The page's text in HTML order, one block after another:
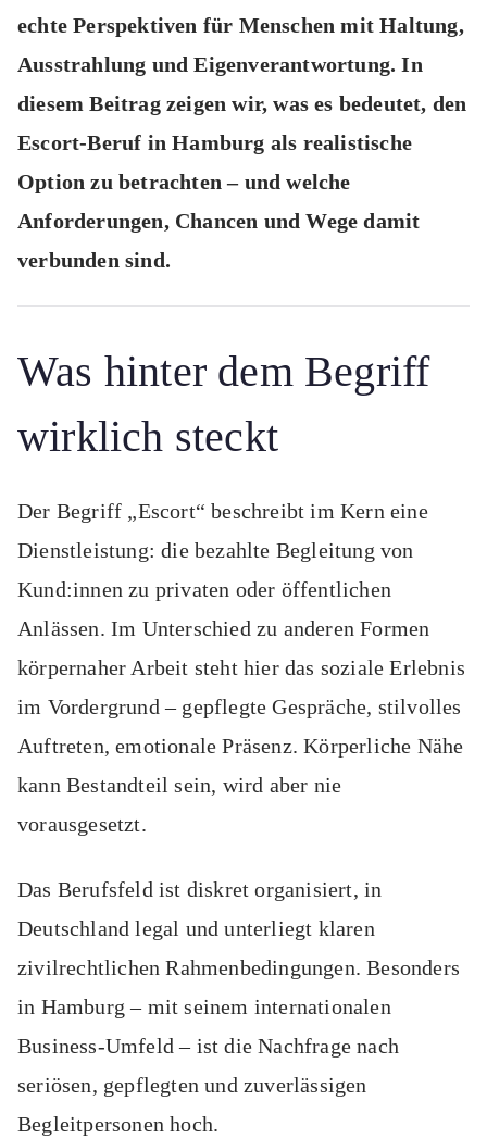
echte Perspektiven für Menschen mit Haltung,
Ausstrahlung und Eigenverantwortung. In
diesem Beitrag zeigen wir, was es bedeutet, den
Escort-Beruf in Hamburg als realistische
Option zu betrachten – und welche
Anforderungen, Chancen und Wege damit
verbunden sind.
Was hinter dem Begriff
wirklich steckt
Der Begriff „Escort“ beschreibt im Kern eine
Dienstleistung: die bezahlte Begleitung von
Kund:innen zu privaten oder öffentlichen
Anlässen. Im Unterschied zu anderen Formen
körpernaher Arbeit steht hier das soziale Erlebnis
im Vordergrund – gepflegte Gespräche, stilvolles
Auftreten, emotionale Präsenz. Körperliche Nähe
kann Bestandteil sein, wird aber nie
vorausgesetzt.
Das Berufsfeld ist diskret organisiert, in
Deutschland legal und unterliegt klaren
zivilrechtlichen Rahmenbedingungen. Besonders
in Hamburg – mit seinem internationalen
Business-Umfeld – ist die Nachfrage nach
seriösen, gepflegten und zuverlässigen
Begleitpersonen hoch.